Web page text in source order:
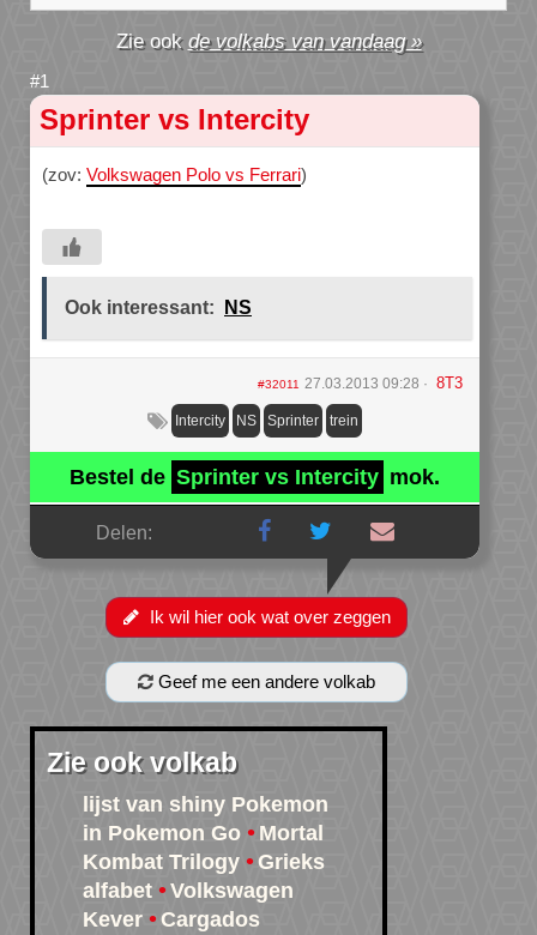
de volkabs van vandaag »
Sprinter vs Intercity
(zov: Volkswagen Polo vs Ferrari)
Ook interessant: NS
#32011 27.03.2013 09:28 8T3
Intercity NS Sprinter trein
Bestel de Sprinter vs Intercity mok.
Delen:
Ik wil hier ook wat over zeggen
Geef me een andere volkab
Zie ook volkab
lijst van shiny Pokemon
in Pokemon Go
Mortal
Kombat Trilogy
Grieks
alfabet
Volkswagen
Kever
Cargados